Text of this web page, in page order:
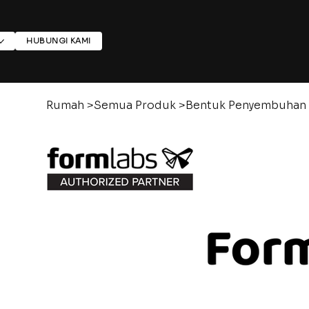
HUBUNGI KAMI
Rumah >Semua Produk>Bentuk Penyembuhan